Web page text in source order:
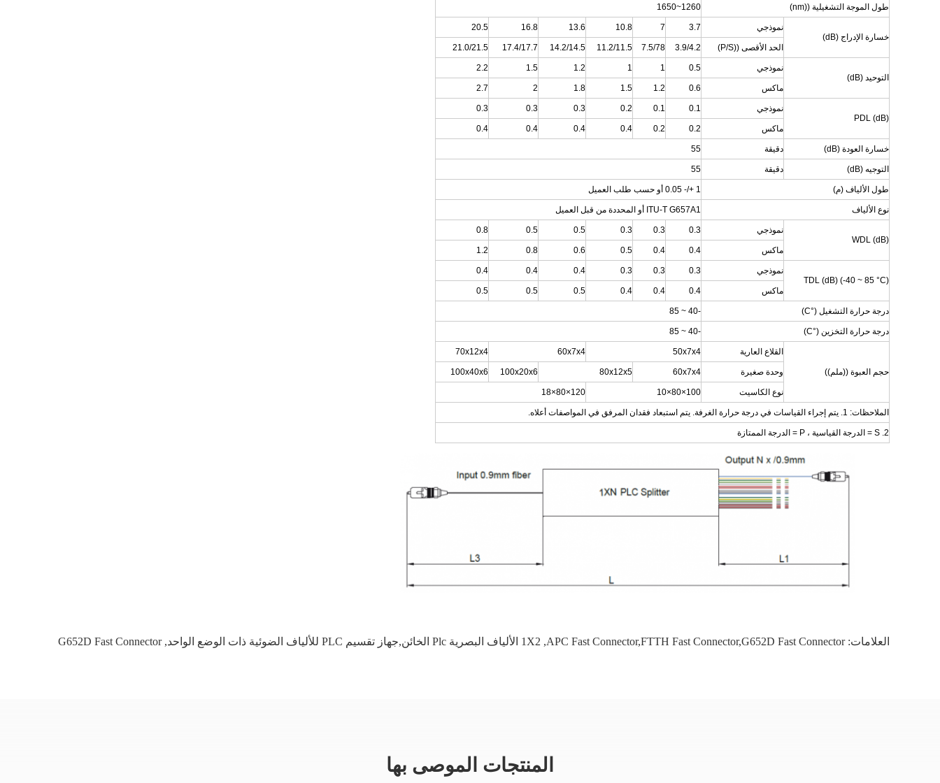
طول الموجة التشغيلية ((nm) 1260~1650
خسارة الإدراج (dB)
نموذجي 3.7
7
10.8
13.6
16.8
20.5
الحد الأقصى ((P/S) 3.9/4.2
7.5/78
11.2/11.5
14.2/14.5
17.4/17.7
21.0/21.5
التوحيد (dB)
نموذجي 0.5
1
1
1.2
1.5
2.2
ماكس 0.6
1.2
1.5
1.8
2
2.7
PDL (dB)
نموذجي 0.1
0.1
0.2
0.3
0.3
0.3
ماكس 0.2
0.2
0.4
0.4
0.4
0.4
خسارة العودة (dB) دقيقة 55
التوجيه (dB) دقيقة 55
طول الألياف (م) 1 +/- 0.05 أو حسب طلب العميل
نوع الألياف ITU-T G657A1 أو المحددة من قبل العميل
WDL (dB)
نموذجي 0.3
0.3
0.3
0.5
0.5
0.8
ماكس 0.4
0.4
0.5
0.6
0.8
1.2
TDL (dB) (-40 ~ 85 °C)
نموذجي 0.3
0.3
0.3
0.4
0.4
0.4
ماكس 0.4
0.4
0.4
0.5
0.5
0.5
درجة حرارة التشغيل (°C) -40 ~ 85
درجة حرارة التخزين (°C) -40 ~ 85
حجم العبوة ((ملم))
القلاع العارية 50x7x4
60x7x4
70x12x4
وحدة صغيرة 60x7x4
80x12x5
100x20x6
100x40x6
نوع الكاسيت 100×80×10
120×80×18
الملاحظات: 1. يتم إجراء القياسات في درجة حرارة الغرفة. يتم استبعاد فقدان المرفق في المواصفات أعلاه.
2. S = الدرجة القياسية ، P = الدرجة الممتازة
العلامات:APC Fast Connector,FTTH Fast Connector,G652D Fast Connector
, 1X2 الألياف البصرية Plc الخائن,جهاز تقسيم PLC للألياف الضوئية ذات الوضع الواحد ,
G652D Fast Connector
المنتجات الموصى بها